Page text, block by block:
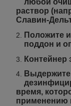
любой
раствор
Славин-
Положите
поддон и
Контейнер
время,
применению